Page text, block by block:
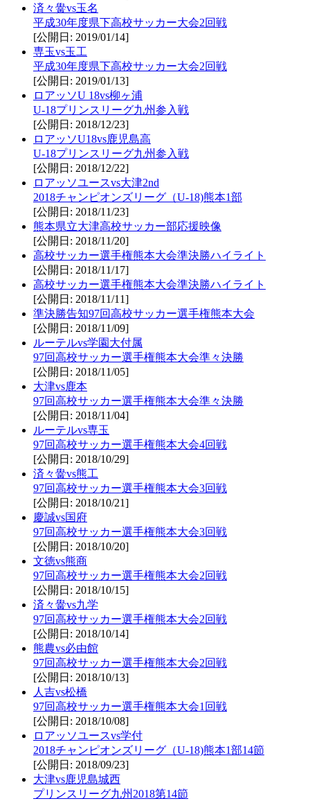
済々黌vs玉名
平成30年度県下高校サッカー大会2回戦
[公開日: 2019/01/14]
専玉vs玉工
平成30年度県下高校サッカー大会2回戦
[公開日: 2019/01/13]
ロアッソU 18vs柳ヶ浦
U-18プリンスリーグ九州参入戦
[公開日: 2018/12/23]
ロアッソU18vs鹿児島高
U-18プリンスリーグ九州参入戦
[公開日: 2018/12/22]
ロアッソユースvs大津2nd
2018チャンピオンズリーグ（U-18)熊本1部
[公開日: 2018/11/23]
熊本県立大津高校サッカー部応援映像
[公開日: 2018/11/20]
高校サッカー選手権熊本大会準決勝ハイライト
[公開日: 2018/11/17]
高校サッカー選手権熊本大会準決勝ハイライト
[公開日: 2018/11/11]
準決勝告知97回高校サッカー選手権熊本大会
[公開日: 2018/11/09]
ルーテルvs学園大付属
97回高校サッカー選手権熊本大会準々決勝
[公開日: 2018/11/05]
大津vs鹿本
97回高校サッカー選手権熊本大会準々決勝
[公開日: 2018/11/04]
ルーテルvs専玉
97回高校サッカー選手権熊本大会4回戦
[公開日: 2018/10/29]
済々黌vs熊工
97回高校サッカー選手権熊本大会3回戦
[公開日: 2018/10/21]
慶誠vs国府
97回高校サッカー選手権熊本大会3回戦
[公開日: 2018/10/20]
文徳vs熊商
97回高校サッカー選手権熊本大会2回戦
[公開日: 2018/10/15]
済々黌vs九学
97回高校サッカー選手権熊本大会2回戦
[公開日: 2018/10/14]
熊農vs必由館
97回高校サッカー選手権熊本大会2回戦
[公開日: 2018/10/13]
人吉vs松橋
97回高校サッカー選手権熊本大会1回戦
[公開日: 2018/10/08]
ロアッソユースvs学付
2018チャンピオンズリーグ（U-18)熊本1部14節
[公開日: 2018/09/23]
大津vs鹿児島城西
プリンスリーグ九州2018第14節